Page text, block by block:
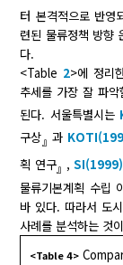
터 본격적으로 반
련된 물류정책 방향
다.
<Table 2>에 정리
추세를 가장 잘 파
된다. 서울특별시는
구상』과
획 연구』,SI(1999)
물류기본계획 수립
바 있다. 따라서 도
사례를 분석하는 것
<Table 4>